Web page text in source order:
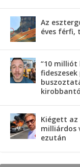
Az
éves férfi,
“10
Kiégett az
milliárdos
ezután